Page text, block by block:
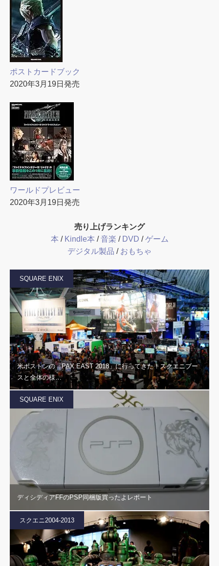
ポストカードブック
2020年3月19日発売
ワールドプレビュー
2020年3月19日発売
売り上げランキング
本 / Kindle本 /音楽 / DVD /ゲーム
デジタル製品 / おもちゃ
SQUARE ENIX
米ボストンの「PAX EAST 2018」に行ってきた！スクエニブー
スと全体の様…
SQUARE ENIX
ディシディアFFのPSP同梱版買ったよレポート
スクエニ2004-2013